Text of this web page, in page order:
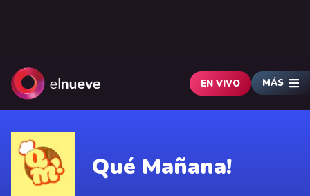
EN VIVO MÁS
Qué Mañana!